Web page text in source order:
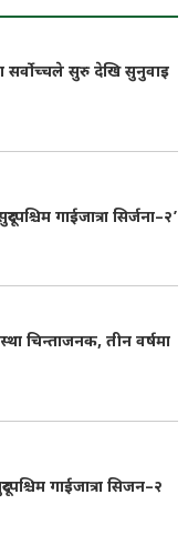
सर्वोच्चले सुरु देखि सुनुवाइ
गाईजात्रा सिर्जना–२’
चिन्ताजनक, तीन वर्षमा
गाईजात्रा सिजन–२